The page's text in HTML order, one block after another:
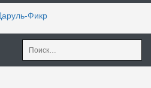
Найти: